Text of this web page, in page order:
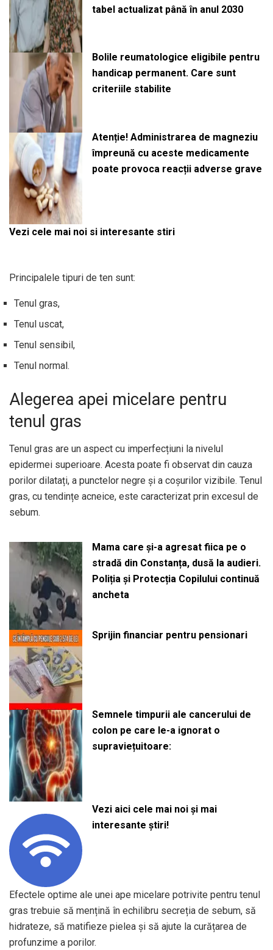
tabel actualizat până în anul 2030
Bolile reumatologice eligibile pentru
handicap permanent. Care sunt
criteriile stabilite
Atenție! Administrarea de magneziu
împreună cu aceste medicamente
poate provoca reacții adverse grave
Vezi cele mai noi si interesante stiri
Principalele tipuri de ten sunt:
Tenul gras,
Tenul uscat,
Tenul sensibil,
Tenul normal.
Alegerea apei micelare pentru
tenul gras
Tenul gras are un aspect cu imperfecțiuni la nivelul
epidermei superioare. Acesta poate fi observat din cauza
porilor dilatați, a punctelor negre și a coșurilor vizibile. Tenul
gras, cu tendințe acneice, este caracterizat prin excesul de
sebum.
Mama care și-a agresat fiica pe o
stradă din Constanța, dusă la audieri.
Poliția și Protecția Copilului continuă
ancheta
Sprijin financiar pentru pensionari
Semnele timpurii ale cancerului de
colon pe care le-a ignorat o
supraviețuitoare:
Vezi aici cele mai noi și mai
interesante știri!
Efectele optime ale unei ape micelare potrivite pentru tenul
gras trebuie să mențină în echilibru secreția de sebum, să
hidrateze, să matifieze pielea și să ajute la curățarea de
profunzime a porilor.